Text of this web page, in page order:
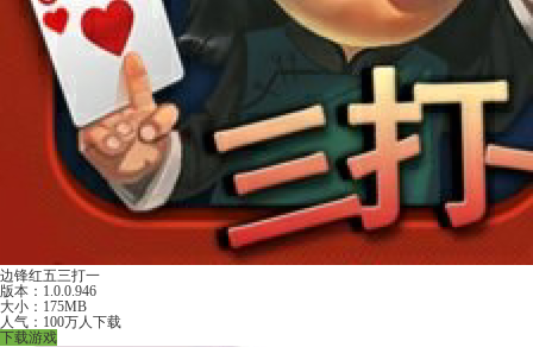
边锋红五三打一
版本：1.0.0.946
大小：175MB
人气：100万人下载
下载游戏